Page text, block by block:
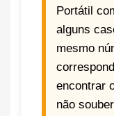
Portátil
alguns
mesmo
encontrar
não